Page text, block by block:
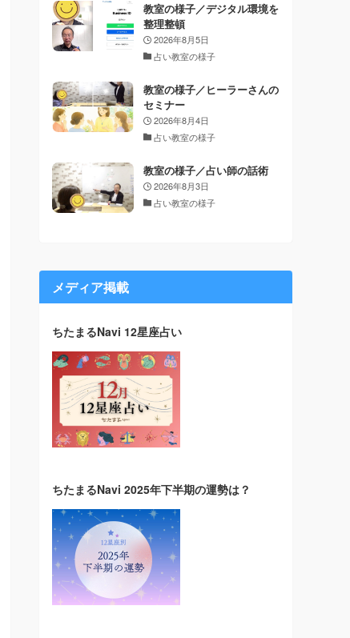
教室の様子／デジタル環境を
整理整頓
2026年8月5日
占い教室の様子
教室の様子／ヒーラーさんの
セミナー
2026年8月4日
占い教室の様子
教室の様子／占い師の話術
2026年8月3日
占い教室の様子
メディア掲載
ちたまるNavi 12星座占い
ちたまるNavi 2025年下半期の運勢は？